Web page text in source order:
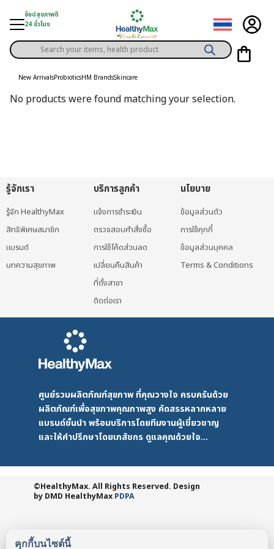
content
ช้อปสุขภาพดี
24 ชั่วโมง
Solution
Products
search
New ArrivalsProbioticsHM BrandsSkincare
No products were found matching your selection.
คุกกี้บนไซต์นี้
รู้จักเรา
รู้จัก HealthyMax
สิทธิพิเศษสมาชิก
แบรนด์
บทความสุขภาพ
บริการลูกค้า
แจ้งการชำระเงิน
ตรวจสอบคำสั่งซื้อ
การใช้โค้ดส่วนลด
เปลี่ยนคืนสินค้า
ที่ตั้งสาขา
ติดต่อเรา
นโยบาย
ข้อมูลส่วนตัว
การใช้คุกกี้
ข้อมูลส่วนบุคคล
Terms & Conditions
ศูนย์รวมผลิตภัณฑ์สุขภาพ ที่คุณวางใจ ครบครันด้วย
ผลิตภัณฑ์เพื่อสุขภาพคุณภาพสูง คัดสรรหลากหลาย
แบรนด์ชั้นนำ พร้อมบริการโดยทีมงานผู้เชี่ยวชาญ
และให้คำปรึกษาโดยเภสัชกร ดูแลคุณด้วยใจ...
©HealthyMax. All Rights Reserved. Design
by DMD HealthyMax PDPA